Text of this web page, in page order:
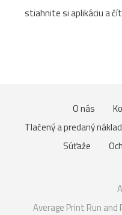
stiahnite si aplikáciu a
O nás
Tlačený a predaný
Súťaže
Average Print Run and